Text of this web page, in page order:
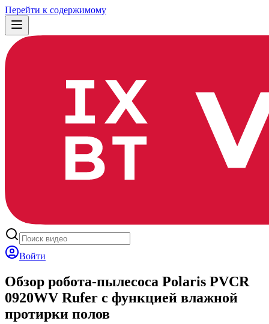
Перейти к содержимому
Войти
Обзор робота-пылесоса Polaris PVCR
0920WV Rufer с функцией влажной
протирки полов